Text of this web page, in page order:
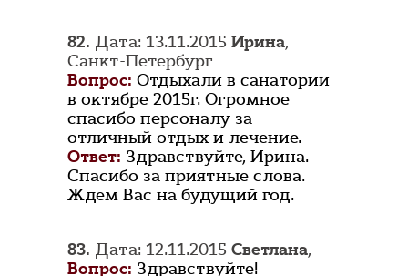
82. Дата: 13.11.2015 Ирина,
Санкт-Петербург
Вопрос: Отдыхали в санатории
в октябре 2015г. Огромное
спасибо персоналу за
отличный отдых и лечение.
Ответ: Здравствуйте, Ирина.
Спасибо за приятные слова.
Ждем Вас на будущий год.
83. Дата: 12.11.2015 Светлана,
Вопрос: Здравствуйте!